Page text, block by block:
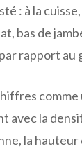
: à la cuisse,
bas de
rapport au
comme
avec la
la hauteur